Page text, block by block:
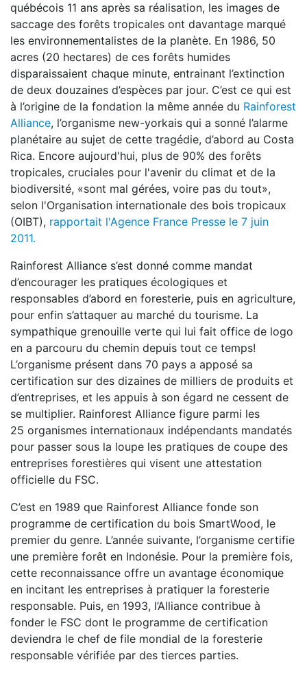
québécois 11 ans après sa réalisation, les images de
saccage des forêts tropicales ont davantage marqué
les environnementalistes de la planète. En 1986, 50
acres (20 hectares) de ces forêts humides
disparaissaient chaque minute, entrainant l’extinction
de deux douzaines d’espèces par jour. C’est ce qui est
à l’origine de la fondation la même année du Rainforest
Alliance, l’organisme new-yorkais qui a sonné l’alarme
planétaire au sujet de cette tragédie, d’abord au Costa
Rica. Encore aujourd'hui, plus de 90% des forêts
tropicales, cruciales pour l'avenir du climat et de la
biodiversité, «sont mal gérées, voire pas du tout»,
selon l'Organisation internationale des bois tropicaux
(OIBT), rapportait l'Agence France Presse le 7 juin
2011.
Rainforest Alliance s’est donné comme mandat
d’encourager les pratiques écologiques et
responsables d’abord en foresterie, puis en agriculture,
pour enfin s’attaquer au marché du tourisme. La
sympathique grenouille verte qui lui fait office de logo
en a parcouru du chemin depuis tout ce temps!
L’organisme présent dans 70 pays a apposé sa
certification sur des dizaines de milliers de produits et
d’entreprises, et les appuis à son égard ne cessent de
se multiplier. Rainforest Alliance figure parmi les
25 organismes internationaux indépendants mandatés
pour passer sous la loupe les pratiques de coupe des
entreprises forestières qui visent une attestation
officielle du FSC.
C’est en 1989 que Rainforest Alliance fonde son
programme de certification du bois SmartWood, le
premier du genre. L’année suivante, l’organisme certifie
une première forêt en Indonésie. Pour la première fois,
cette reconnaissance offre un avantage économique
en incitant les entreprises à pratiquer la foresterie
responsable. Puis, en 1993, l’Alliance contribue à
fonder le FSC dont le programme de certification
deviendra le chef de file mondial de la foresterie
responsable vérifiée par des tierces parties.